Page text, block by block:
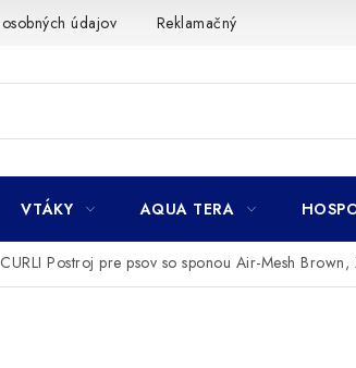
údajov Reklamačný poriadok
VTÁKY AQUA TERA
CURLI Postroj pre psov so sponou Air-Mesh Brown,